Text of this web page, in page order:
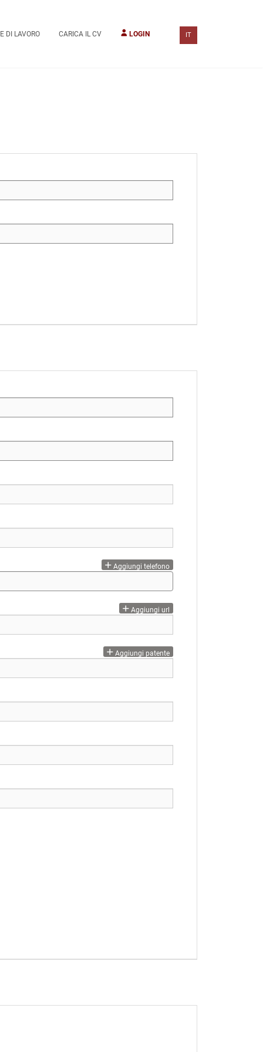
DI LAVORO CARICA IL CV LOGIN IT
Aggiungi telefono
Aggiungi url
Aggiungi patente